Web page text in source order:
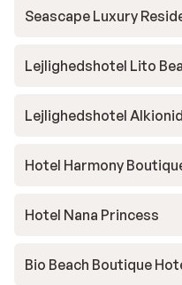
Seascape Luxury
Lejlighedshotel Lito
Lejlighedshotel
Hotel Harmony
Hotel Nana Princess
Bio Beach Boutique